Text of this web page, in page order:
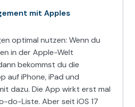
mit Apples
optimal nutzen: Wenn du
in der Apple-Welt
bekommst du die
auf iPhone, iPad und
dazu. Die App wirkt erst mal
do-Liste. Aber seit iOS 17